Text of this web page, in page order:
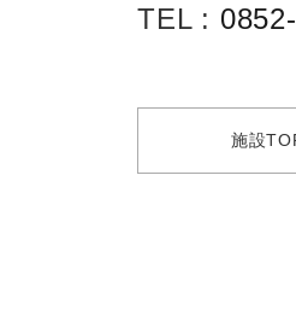
TEL :
施設